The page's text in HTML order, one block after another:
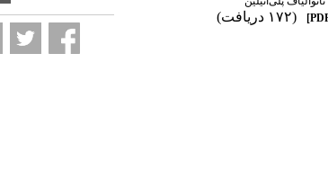
(۱۷۲ دریافت)